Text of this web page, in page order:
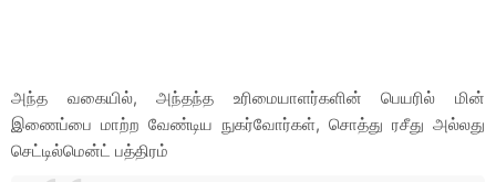
அந்த வகையில், அந்தந்த உரிமையாளர்களின் பெயரில் மின்
இணைப்பை மாற்ற வேண்டிய நுகர்வோர்கள், சொத்து ரசீது அல்லது
செட்டில்மென்ட் பத்திரம்